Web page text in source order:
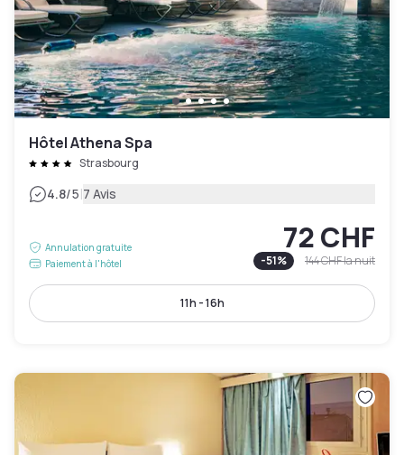
Hôtel Athena Spa
Strasbourg
4.8/5|7 Avis
Annulation gratuite
Paiement à l'hôtel
72 CHF
-51% 144 CHFla nuit
11h - 16h